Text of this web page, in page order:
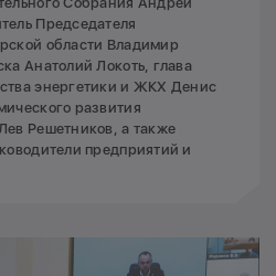
Председателя
области Владимир
Анатолий Локоть, глава
энергетики и ЖКХ Денис
развития
Решетников, а также
предприятий и